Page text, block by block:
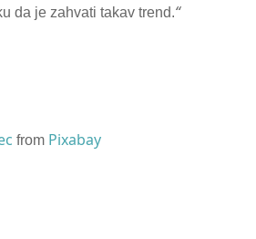
da je zahvati takav trend.“
from Pixabay